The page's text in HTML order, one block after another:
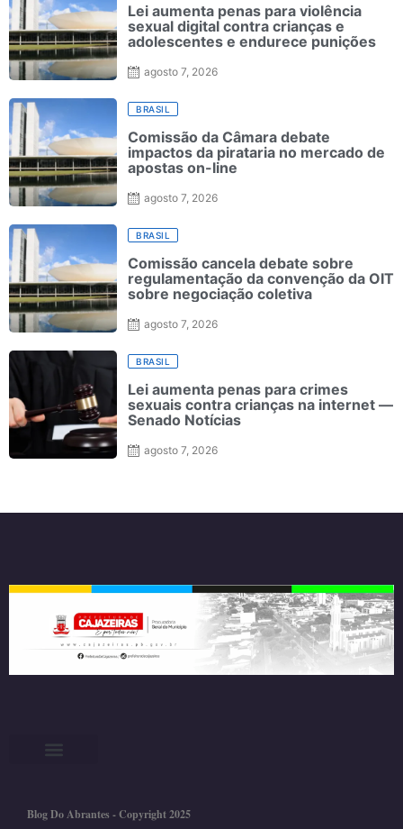
Lei aumenta penas para violência
sexual digital contra crianças e
adolescentes e endurece punições
agosto 7, 2026
BRASIL
Comissão da Câmara debate
impactos da pirataria no mercado de
apostas on-line
agosto 7, 2026
BRASIL
Comissão cancela debate sobre
regulamentação da convenção da OIT
sobre negociação coletiva
agosto 7, 2026
BRASIL
Lei aumenta penas para crimes
sexuais contra crianças na internet —
Senado Notícias
agosto 7, 2026
Blog Do Abrantes - Copyright 2025